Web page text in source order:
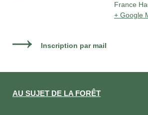
France
+ Google
Inscription par mail
AU SUJET DE LA FORÊT